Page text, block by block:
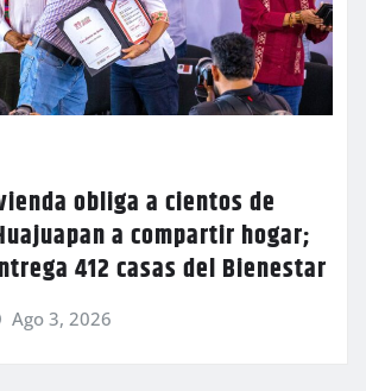
obliga a cientos de
a compartir hogar;
412 casas del Bienestar
Ago 3, 2026